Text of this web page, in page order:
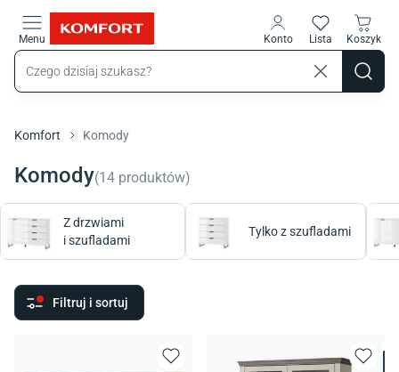
Menu Konto Lista Koszyk
Komfort Komody
Komody(14 produktów)
Z drzwiami
i szufladami
Tylko z szufladami
Filtruj i sortuj